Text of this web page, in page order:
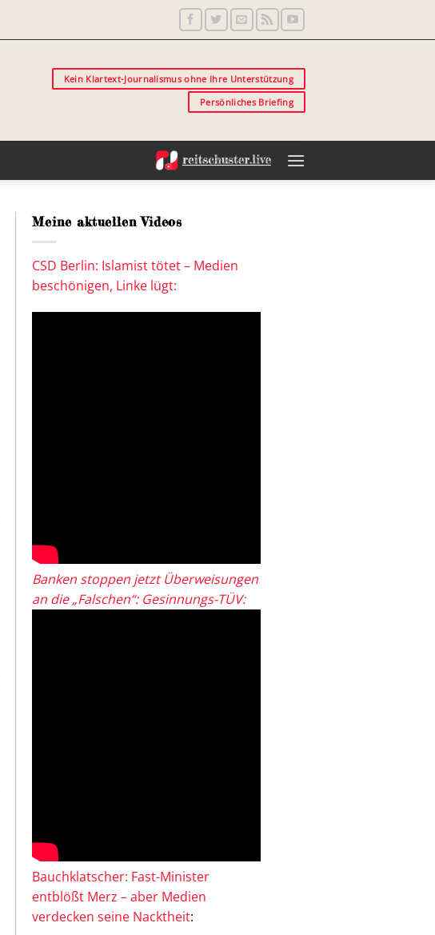
Kein Klartext-Journalismus ohne Ihre Unterstützung
Persönliches Briefing
Meine aktuellen Videos
CSD Berlin: Islamist tötet – Medien
beschönigen, Linke lügt:
Banken stoppen jetzt Überweisungen
an die „Falschen“: Gesinnungs-TÜV:
Bauchklatscher: Fast-Minister
entblößt Merz – aber Medien
verdecken seine Nacktheit: